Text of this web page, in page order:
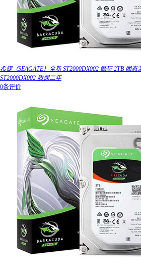
希捷（SEAGATE）全新 ST2000DX002 酷玩 2TB 固
ST2000DX002 质保二年
0条评价